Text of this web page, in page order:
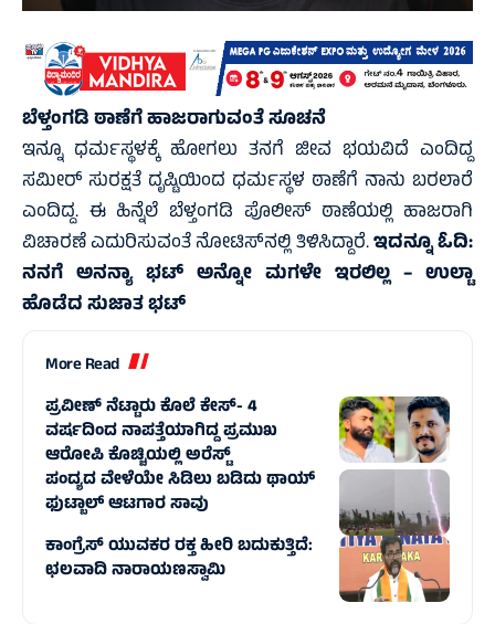
ಬೆಳ್ತಂಗಡಿ ಠಾಣೆಗೆ ಹಾಜರಾಗುವಂತೆ ಸೂಚನೆ
ಇನ್ನೂ ಧರ್ಮಸ್ಥಳಕ್ಕೆ ಹೋಗಲು ತನಗೆ ಜೀವ ಭಯವಿದೆ ಎಂದಿದ್ದ
ಸಮೀರ್‌ ಸುರಕ್ಷತೆ ದೃಷ್ಟಿಯಿಂದ ಧರ್ಮಸ್ಥಳ ಠಾಣೆಗೆ ನಾನು ಬರಲಾರೆ
ಎಂದಿದ್ದ. ಈ ಹಿನ್ನೆಲೆ ಬೆಳ್ತಂಗಡಿ ಪೊಲೀಸ್‌ ಠಾಣೆಯಲ್ಲಿ ಹಾಜರಾಗಿ
ವಿಚಾರಣೆ ಎದುರಿಸುವಂತೆ ನೋಟಿಸ್‌ನಲ್ಲಿ ತಿಳಿಸಿದ್ದಾರೆ.ಇದನ್ನೂ ಓದಿ:
ನನಗೆ ಅನನ್ಯಾ ಭಟ್‌ ಅನ್ನೋ ಮಗಳೇ ಇರಲಿಲ್ಲ – ಉಲ್ಟಾ
ಹೊಡೆದ ಸುಜಾತ ಭಟ್‌
More Read
ಪ್ರವೀಣ್ ನೆಟ್ಟಾರು ಕೊಲೆ ಕೇಸ್‌- 4
ವರ್ಷದಿಂದ ನಾಪತ್ತೆಯಾಗಿದ್ದ ಪ್ರಮುಖ
ಆರೋಪಿ ಕೊಚ್ಚಿಯಲ್ಲಿ ಅರೆಸ್ಟ್‌
ಪಂದ್ಯದ ವೇಳೆಯೇ ಸಿಡಿಲು ಬಡಿದು ಥಾಯ್‌
ಫುಟ್ಬಾಲ್‌ ಆಟಗಾರ ಸಾವು
ಕಾಂಗ್ರೆಸ್ ಯುವಕರ ರಕ್ತ ಹೀರಿ ಬದುಕುತ್ತಿದೆ:
ಛಲವಾದಿ ನಾರಾಯಣಸ್ವಾಮಿ